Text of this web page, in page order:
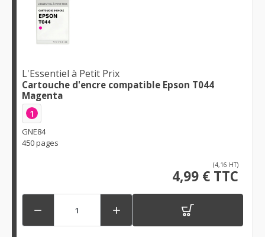
L'Essentiel à Petit Prix
Cartouche d'encre compatible Epson T044
Magenta
1
GNE84
450 pages
(4,16 HT)
4,99 € TTC
 